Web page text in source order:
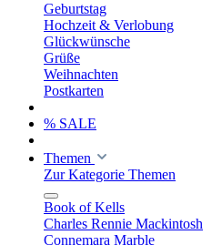
Geburtstag
Hochzeit & Verlobung
Glückwünsche
Grüße
Weihnachten
Postkarten
% SALE
Themen
Zur Kategorie Themen
Book of Kells
Charles Rennie Mackintosh
Connemara Marble